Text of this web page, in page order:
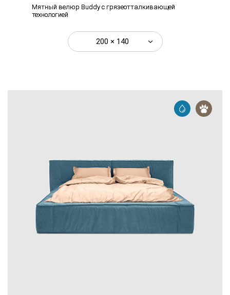
Мятный велюр Buddy с грязеотталкивающей
технологией
200 × 140